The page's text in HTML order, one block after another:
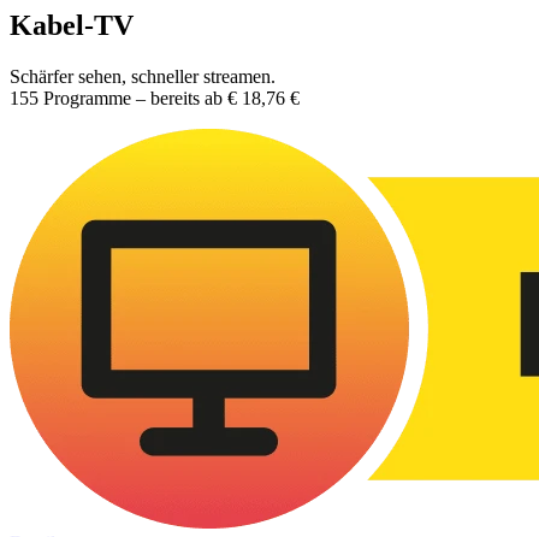
Kabel-TV
Schärfer sehen, schneller streamen.
155 Programme – bereits ab € 18,76 €